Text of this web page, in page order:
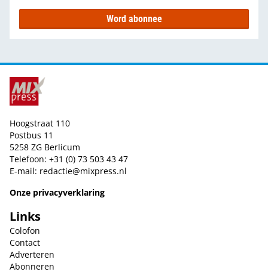
Word abonnee
Hoogstraat 110
Postbus 11
5258 ZG Berlicum
Telefoon: +31 (0) 73 503 43 47
E-mail: redactie@mixpress.nl
Onze privacyverklaring
Links
Colofon
Contact
Adverteren
Abonneren